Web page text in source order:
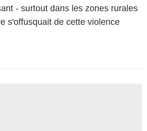
- surtout dans les zones rurales
s'offusquait de cette violence